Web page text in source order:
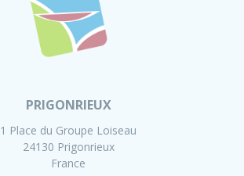
PRIGONRIEUX
1 Place du Groupe Loiseau
24130 Prigonrieux
France